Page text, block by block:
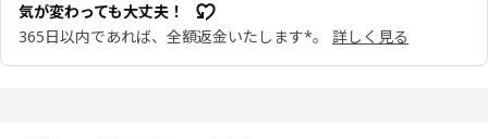
気が変わっても大丈夫！
365日以内であれば、全額返金いたします*。
詳しく見る